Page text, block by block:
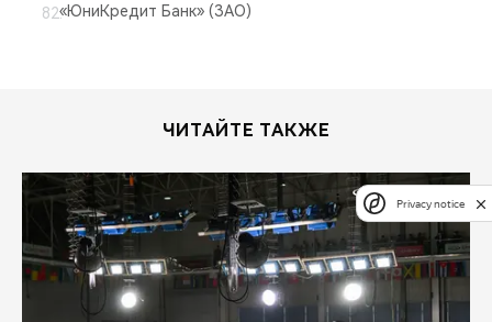
«ЮниКредит Банк» (ЗАО)
ЧИТАЙТЕ ТАКЖЕ
Privacy notice